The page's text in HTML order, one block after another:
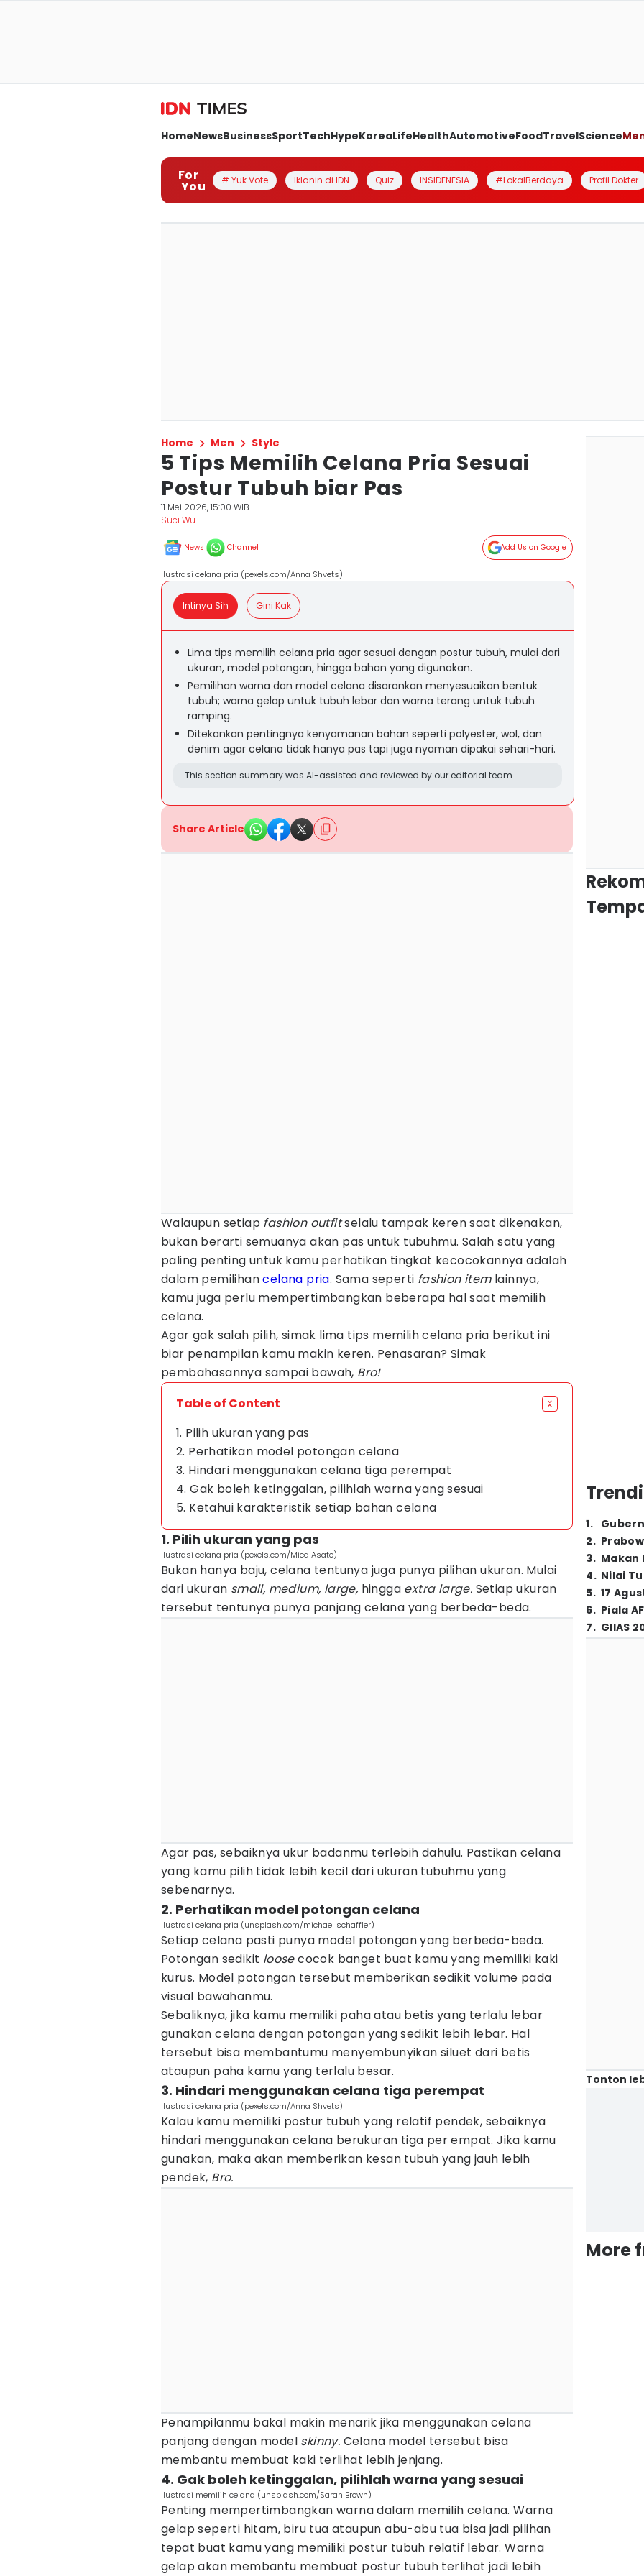
HomeNewsBusinessSportTechHypeKoreaLifeHealthAutomotiveFoodTravelScience
For
You # Yuk Vote Iklanin di IDN Quiz INSIDENESIA #LokalBerdaya Profil Dokter
Home Men Style
5 Tips Memilih Celana Pria Sesuai
Postur Tubuh biar Pas
11 Mei 2026, 15:00 WIB
Suci Wu
News Channel Add Us on Google
Ilustrasi celana pria (pexels.com/Anna Shvets)
Intinya Sih Gini Kak
Lima tips memilih celana pria agar sesuai dengan postur tubuh, mulai dari
ukuran, model potongan, hingga bahan yang digunakan.
Pemilihan warna dan model celana disarankan menyesuaikan bentuk
tubuh; warna gelap untuk tubuh lebar dan warna terang untuk tubuh
ramping.
Ditekankan pentingnya kenyamanan bahan seperti polyester, wol, dan
denim agar celana tidak hanya pas tapi juga nyaman dipakai sehari-hari.
This section summary was AI-assisted and reviewed by our editorial team.
Share Article
Walaupun setiap fashion outfitselalu tampak keren saat dikenakan,
bukan berarti semuanya akan pas untuk tubuhmu. Salah satu yang
paling penting untuk kamu perhatikan tingkat kecocokannya adalah
dalam pemilihancelana pria. Sama seperti fashion itemlainnya,
kamu juga perlu mempertimbangkan beberapa hal saat memilih
celana.
Agar gak salah pilih, simak lima tips memilih celana pria berikut ini
biar penampilan kamu makin keren. Penasaran? Simak
pembahasannya sampai bawah, Bro!
Table of Content
1. Pilih ukuran yang pas
2. Perhatikan model potongan celana
3. Hindari menggunakan celana tiga perempat
4. Gak boleh ketinggalan, pilihlah warna yang sesuai
5. Ketahui karakteristik setiap bahan celana
1. Pilih ukuran yang pas
Ilustrasi celana pria (pexels.com/Mica Asato)
Bukan hanya baju, celana tentunya juga punya pilihan ukuran. Mulai
dari ukuran small, medium, large, hingga extra large. Setiap ukuran
tersebut tentunya punya panjang celana yang berbeda-beda.
Agar pas, sebaiknya ukur badanmu terlebih dahulu. Pastikan celana
yang kamu pilih tidak lebih kecil dari ukuran tubuhmu yang
sebenarnya.
2. Perhatikan model potongan celana
Ilustrasi celana pria (unsplash.com/michael schaffler)
Setiap celana pasti punya model potongan yang berbeda-beda.
Potongan sedikit loosecocok banget buat kamu yang memiliki kaki
kurus. Model potongan tersebut memberikan sedikit volume pada
visual bawahanmu.
Sebaliknya, jika kamu memiliki paha atau betis yang terlalu lebar
gunakan celana dengan potongan yang sedikit lebih lebar. Hal
tersebut bisa membantumu menyembunyikan siluet dari betis
ataupun paha kamu yang terlalu besar.
3. Hindari menggunakan celana tiga perempat
Ilustrasi celana pria (pexels.com/Anna Shvets)
Kalau kamu memiliki postur tubuh yang relatif pendek, sebaiknya
hindari menggunakan celana berukuran tiga per empat. Jika kamu
gunakan, maka akan memberikan kesan tubuh yang jauh lebih
pendek, Bro.
Penampilanmu bakal makin menarik jika menggunakan celana
panjang dengan model skinny. Celana model tersebut bisa
membantu membuat kaki terlihat lebih jenjang.
4. Gak boleh ketinggalan, pilihlah warna yang sesuai
Ilustrasi memilih celana (unsplash.com/Sarah Brown)
Penting mempertimbangkan warna dalam memilih celana. Warna
gelap seperti hitam, biru tua ataupun abu-abu tua bisa jadi pilihan
tepat buat kamu yang memiliki postur tubuh relatif lebar. Warna
gelap akan membantu membuat postur tubuh terlihat jadi lebih
1.
2.
3. Makan
4. Nilai
5. 17
6. Piala
7. GIIAS
Tonton
More